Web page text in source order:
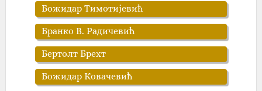
Божидар Тимотијевић
Бранко В. Радичевић
Бертолт Брехт
Божидар Ковачевић